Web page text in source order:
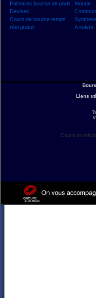
Palmares bourse de paris
Devises
Cours de bourse temps
réel gratuit
Monde
A suivre
Liens
Cours et